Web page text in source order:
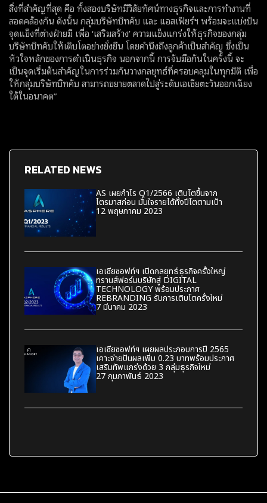
สิ่งที่สำคัญที่สุด คือ ทั้งสองบริษัทมีวิสัยทัศน์ทางธุรกิจและการทำงานที่
สอดคล้องกัน ดังนั้น กลุ่มบริษัทบิทคับ และ แอสเฟียร์ฯ พร้อมจะแบ่งปัน
จุดแข็งที่ต่างฝ่ายมี เพื่อ ‘เสริมสร้าง’ ความแข็งแกร่งให้ธุรกิจของกลุ่ม
บริษัทบิทคับให้เติบโตอย่างยั่งยืน โดยคำนึงถึงลูกค้าเป็นสำคัญ ซึ่งเป็น
หัวใจหลักของการดำเนินธุรกิจ นอกจากนี้ การจับมือกันในครั้งนี้ จะ
เป็นจุดเริ่มต้นสำคัญในการร่วมกันวางกลยุทธ์ที่ครอบคลุมในทุกมิติ เพื่อ
ให้กลุ่มบริษัทบิทคับ สามารถขยายตลาดไปสู่ระดับเอเชียตะวันออกเฉียง
ใต้ในอนาคต”
RELATED NEWS
AS เผยกำไร Q1/2566 เติบโตขึ้นจาก
ไตรมาสก่อน มั่นใจรายได้ทั้งปีโตตามเป้า
12 พฤษภาคม 2023
เอเชียซอฟท์ฯ เปิดกลยุทธ์ธุรกิจครั้งใหญ่
ทรานส์ฟอร์มบริษัทสู่ DIGITAL
TECHNOLOGY พร้อมประกาศ
REBRANDING รับการเติบโตครั้งใหม่
7 มีนาคม 2023
เอเชียซอฟท์ฯ เผยผลประกอบการปี 2565
เคาะจ่ายปันผลเพิ่ม 0.23 บาทพร้อมประกาศ
เสริมทัพแกร่งด้วย 3 กลุ่มธุรกิจใหม่
27 กุมภาพันธ์ 2023